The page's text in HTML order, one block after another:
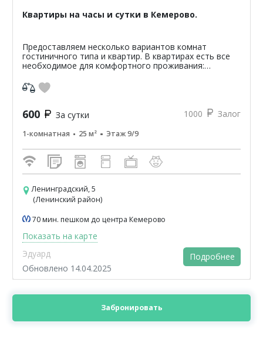
Квартиры на часы и сутки в Кемерово.
Предоставляем несколько вариантов комнат
гостиничного типа и квартир. В квартирах есть все
необходимое для комфортного проживания:
машина, телевизор, дв...
600 За сутки 1000 Залог
1-комнатная 25 м² Этаж 9/9
Ленинградский, 5
(Ленинский район)
70 мин. пешком до центра Кемерово
Показать на карте
Эдуард
Обновлено 14.04.2025
Подробнее
Забронировать